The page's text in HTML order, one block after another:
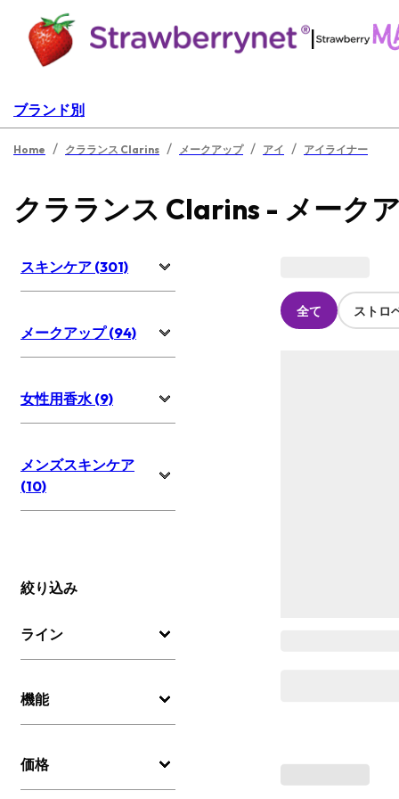
|
ブランド別
Home / クラランス Clarins / メークアップ / アイ / アイライナー
クラランス Clarins - メーク
スキンケア (301)
メークアップ (94)
女性用香水 (9)
メンズスキンケア
(10)
絞り込み
ライン
機能
価格
全て ストロ